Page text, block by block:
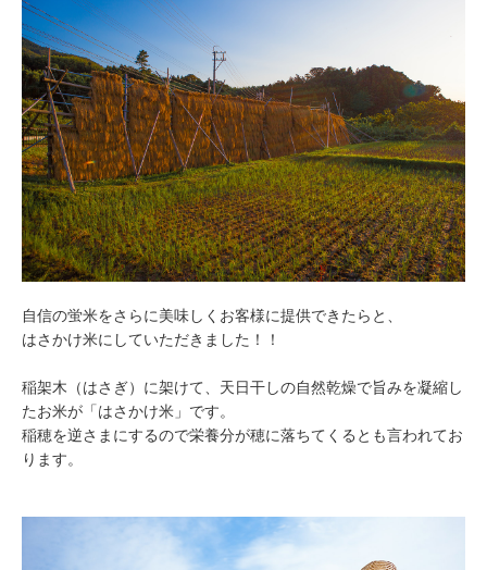
自信の蛍米をさらに美味しくお客様に提供できたらと、
はさかけ米にしていただきました！！
稲架木（はさぎ）に架けて、天日干しの自然乾燥で旨みを凝縮し
たお米が「はさかけ米」です。
稲穂を逆さまにするので栄養分が穂に落ちてくるとも言われてお
ります。